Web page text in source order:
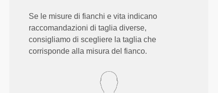
Se le misure di fianchi e vita indicano
raccomandazioni di taglia diverse,
consigliamo di scegliere la taglia che
corrisponde alla misura del fianco.